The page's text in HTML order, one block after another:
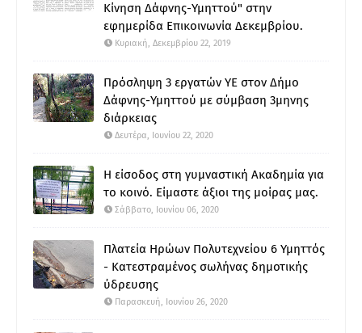
Κίνηση Δάφνης-Υμηττού" στην
εφημερίδα Επικοινωνία Δεκεμβρίου.
Κυριακή, Δεκεμβρίου 22, 2019
Πρόσληψη 3 εργατών ΥΕ στον Δήμο
Δάφνης-Υμηττού με σύμβαση 3μηνης
διάρκειας
Δευτέρα, Ιουνίου 22, 2020
Η είσοδος στη γυμναστική Ακαδημία για
το κοινό. Είμαστε άξιοι της μοίρας μας.
Σάββατο, Ιουνίου 06, 2020
Πλατεία Ηρώων Πολυτεχνείου 6 Υμηττός
- Κατεστραμένος σωλήνας δημοτικής
ύδρευσης
Παρασκευή, Ιουνίου 26, 2020